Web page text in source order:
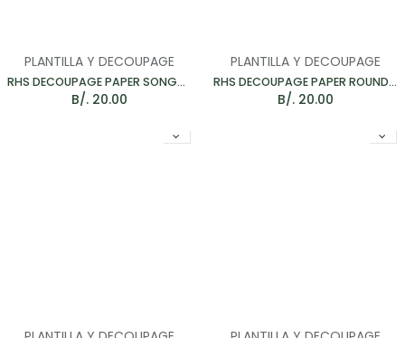
PLANTILLA Y DECOUPAGE
RHS DECOUPAGE PAPER SONGBIRD - PAPEL PARA MUEBLES 67*48CM
B/. 20.00
PLANTILLA Y DECOUPAGE
RHS DECOUPAGE PAPER ROUNDABOUTS - PAPEL PARA MUEBLES 67*48CM
B/. 20.00